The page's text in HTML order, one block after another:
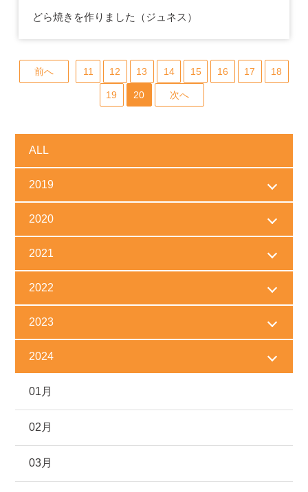
ALL
2019
2020
2021
2022
2023
2024
01月
02月
03月
どら焼きを作りました（ジュネス）
前へ 11 12 13 14 15 16 17 18
19 20 次へ